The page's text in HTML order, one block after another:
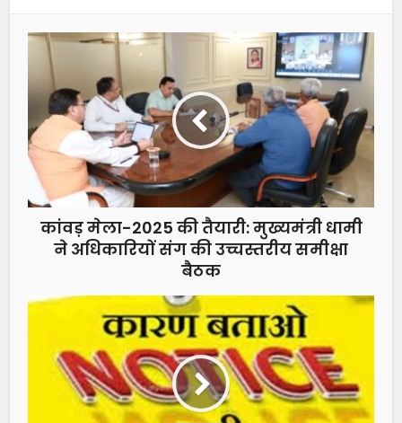
कांवड़ मेला-2025 की तैयारी: मुख्यमंत्री धामी
ने अधिकारियों संग की उच्चस्तरीय समीक्षा
बैठक